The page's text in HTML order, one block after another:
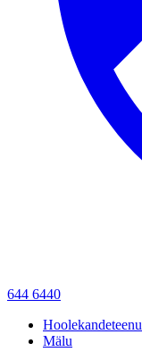
644 6440
Mälu